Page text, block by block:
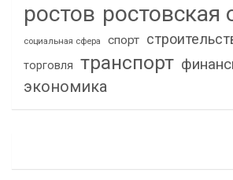
ростов ростовская
социальная сфера спорт
торговля транспорт
экономика